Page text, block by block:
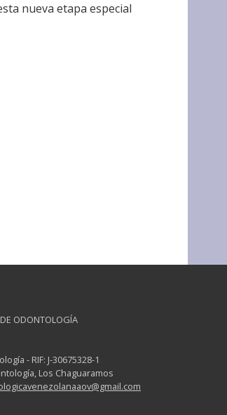
nueva etapa especial
ODONTOLOGÍA
- RIF: J-30675328-1
Los Chaguaramos